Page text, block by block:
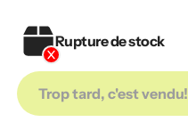
Rupture de stock
Trop tard, c'est vendu!